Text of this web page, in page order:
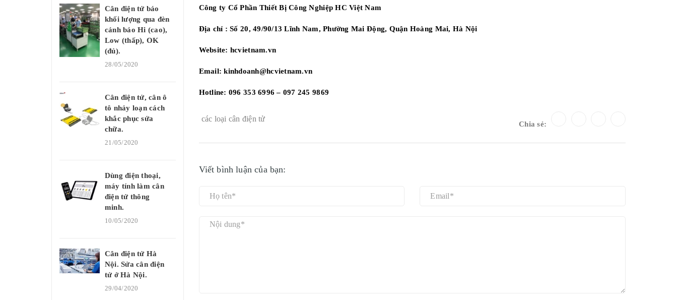
Công ty Cổ Phần Thiết Bị Công Nghiệp HC Việt Nam
Địa chỉ : Số 20, 49/90/13 Lĩnh Nam, Phường Mai Động, Quận Hoàng Mai, Hà Nội
Website: hcvietnam.vn
Email: kinhdoanh@hcvietnam.vn
Hotline: 096 353 6996 – 097 245 9869
các loại cân điện tử
Viết bình luận của bạn:
Cân điện tử báo
khối lượng qua đèn
cảnh báo Hi (cao),
Low (thấp), OK
(đủ).
28/05/2020
Cân điện tử, cân ô
tô nhảy loạn cách
khắc phục sửa
chữa.
21/05/2020
Dùng điện thoại,
máy tính làm cân
điện tử thông
minh.
10/05/2020
Cân điện tử Hà
Nội. Sửa cân điện
tử ở Hà Nội.
29/04/2020